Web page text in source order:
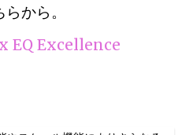
から。
EQ Excellence